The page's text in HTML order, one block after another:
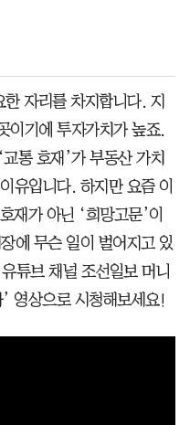
자리를 차지합니다. 지
이기에 투자가치가 높죠.
통 호재’가 부동산 가치
유입니다. 하지만 요즘 이
재가 아닌 ‘희망고문’이
에 무슨 일이 벌어지고 있
튜브 채널 조선일보 머니
영상으로 시청해보세요!